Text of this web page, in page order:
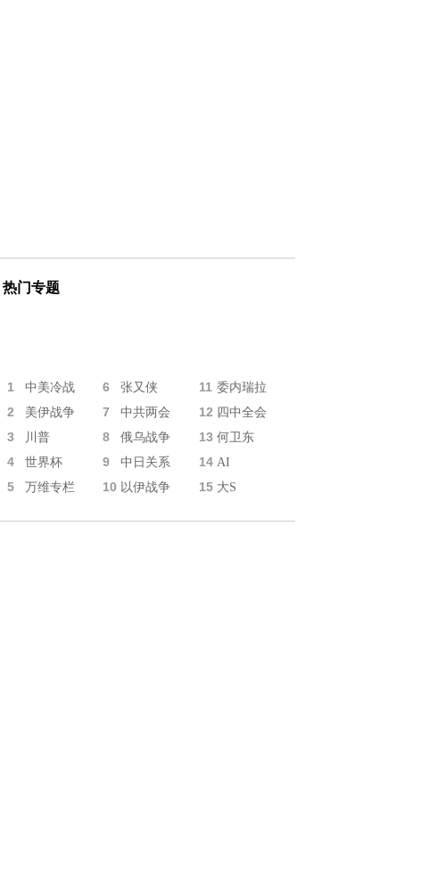
热门专题
1 中美冷战 6 张又侠 11 委内瑞拉
2 美伊战争 7 中共两会 12 四中全会
3 川普 8 俄乌战争 13 何卫东
4 世界杯 9 中日关系 14 AI
5 万维专栏 10 以伊战争 15 大S